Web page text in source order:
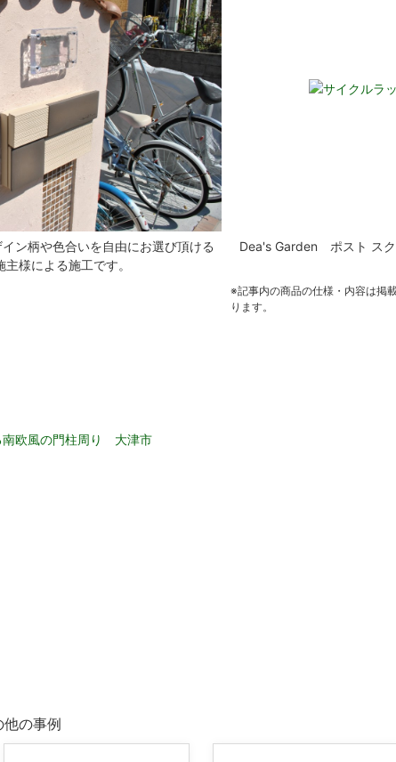
柄や色合いを自由にお選び頂ける
様による施工です。
Dea's Garden ポスト ス
※記事内の商品の仕様・内容は掲
ります。
他の事例